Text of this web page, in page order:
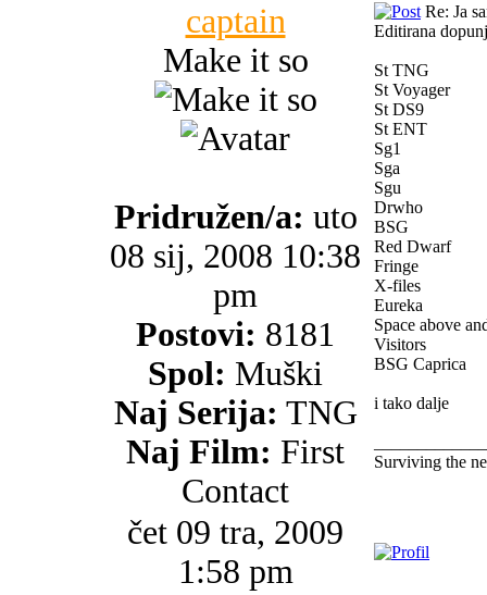
captain
Make it so
Pridružen/a: uto
08 sij, 2008 10:38
pm
Postovi: 8181
Spol: Muški
Naj Serija: TNG
Naj Film: First
Contact
Re: Ja
Editirana
St TNG
St Voyager
St DS9
St ENT
Sg1
Sga
Sgu
Drwho
BSG
Red Dwarf
Fringe
X-files
Eureka
Space above
Visitors
BSG Caprica
i tako dalje
Surviving the
čet 09 tra, 2009
1:58 pm